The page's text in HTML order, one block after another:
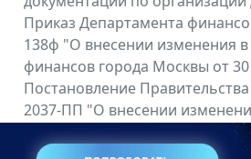
Приказ Департамента
138ф "О внесении изменения
финансов города Москвы от
Постановление
2037-ПП "О внесении
Правительства Москвы от 26
Все региональные документы